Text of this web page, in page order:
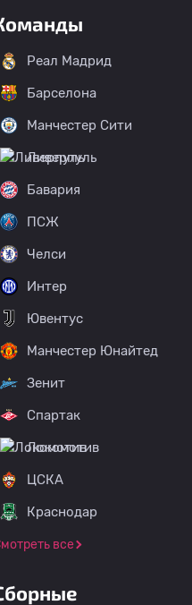
C
Реал Мадрид
Барселона
Манчестер Сити
Ливерпуль
Бавария
ПСЖ
Челси
Интер
Ювентус
Манчестер Юнайтед
Зенит
Спартак
Локомотив
ЦСКА
Краснодар
все